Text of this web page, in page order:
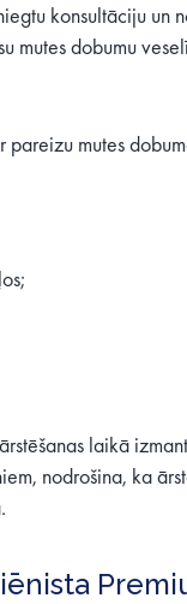
konsultāciju un
mutes dobumu
mutes
laikā
nodrošina, ka